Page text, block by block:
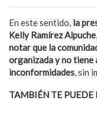
En este sentido, la
Kelly Ramírez Alpuche
notar que la
organizada y no tiene
inconformidades, sin
TAMBIÉN TE PUEDE